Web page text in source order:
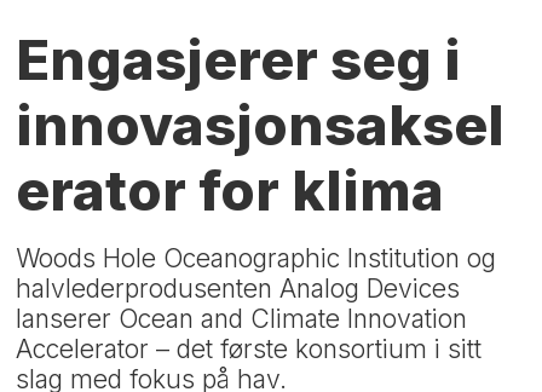
Engasjerer seg i
innovasjonsaksel
erator for klima
Woods Hole Oceanographic Institution og
halvlederprodusenten Analog Devices
lanserer Ocean and Climate Innovation
Accelerator – det første konsortium i sitt
slag med fokus på hav.